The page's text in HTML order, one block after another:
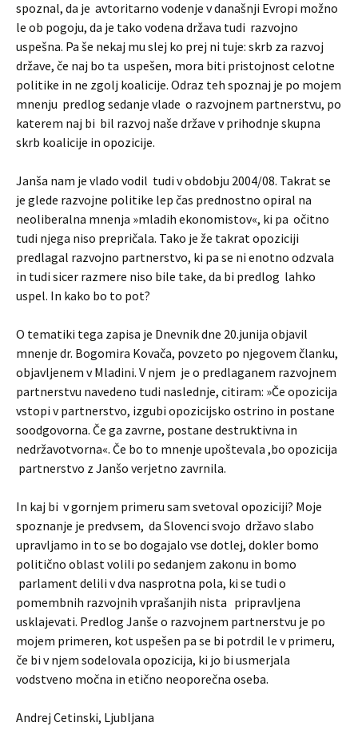
spoznal, da je avtoritarno vodenje v današnji Evropi možno
le ob pogoju, da je tako vodena država tudi razvojno
uspešna. Pa še nekaj mu slej ko prej ni tuje: skrb za razvoj
države, če naj bo ta uspešen, mora biti pristojnost celotne
politike in ne zgolj koalicije. Odraz teh spoznaj je po mojem
mnenju predlog sedanje vlade o razvojnem partnerstvu, po
katerem naj bi bil razvoj naše države v prihodnje skupna
skrb koalicije in opozicije.
Janša nam je vlado vodil tudi v obdobju 2004/08. Takrat se
je glede razvojne politike lep čas prednostno opiral na
neoliberalna mnenja »mladih ekonomistov«, ki pa očitno
tudi njega niso prepričala. Tako je že takrat opoziciji
predlagal razvojno partnerstvo, ki pa se ni enotno odzvala
in tudi sicer razmere niso bile take, da bi predlog lahko
uspel. In kako bo to pot?
O tematiki tega zapisa je Dnevnik dne 20.junija objavil
mnenje dr. Bogomira Kovača, povzeto po njegovem članku,
objavljenem v Mladini. V njem je o predlaganem razvojnem
partnerstvu navedeno tudi naslednje, citiram: »Če opozicija
vstopi v partnerstvo, izgubi opozicijsko ostrino in postane
soodgovorna. Če ga zavrne, postane destruktivna in
nedržavotvorna«. Če bo to mnenje upoštevala ,bo opozicija
partnerstvo z Janšo verjetno zavrnila.
In kaj bi v gornjem primeru sam svetoval opoziciji? Moje
spoznanje je predvsem, da Slovenci svojo državo slabo
upravljamo in to se bo dogajalo vse dotlej, dokler bomo
politično oblast volili po sedanjem zakonu in bomo
parlament delili v dva nasprotna pola, ki se tudi o
pomembnih razvojnih vprašanjih nista pripravljena
usklajevati. Predlog Janše o razvojnem partnerstvu je po
mojem primeren, kot uspešen pa se bi potrdil le v primeru,
če bi v njem sodelovala opozicija, ki jo bi usmerjala
vodstveno močna in etično neoporečna oseba.
Andrej Cetinski, Ljubljana